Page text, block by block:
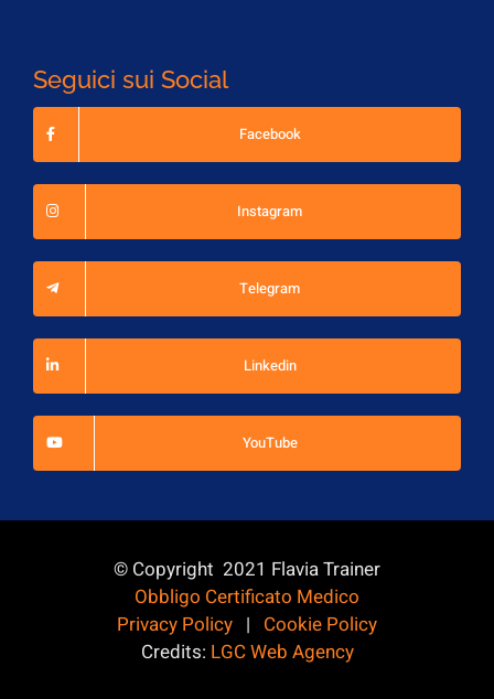
Seguici sui Social
Facebook
Instagram
Telegram
Linkedin
YouTube
© Copyright 2021 Flavia Trainer
Obbligo Certificato Medico
Privacy Policy | Cookie Policy
Credits: LGC Web Agency